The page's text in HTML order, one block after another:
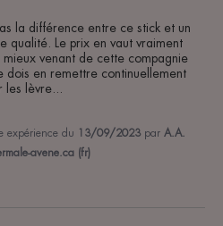
la différence entre ce stick et un
qualité. Le prix en vaut vraiment
venant de cette compagnie
dois en remettre continuellement
les lèvre
expérience du 13/09/2023 par A.A.
avene.ca (fr)